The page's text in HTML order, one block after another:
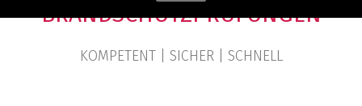
BRANDSCHUTZPRÜFUNGEN
KOMPETENT | SICHER | SCHNELL